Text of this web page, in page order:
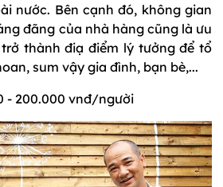
nước. Bên cạnh đó, không gian
đãng của nhà hàng cũng là ưu
thành điạ điểm lý tưởng để tổ
sum vậy gia đình, bạn bè,...
- 200.000 vnđ/người